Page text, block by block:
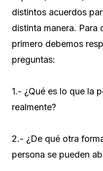
distintos acuerdos
distinta manera. Para
primero debemos
preguntas:
1.- ¿Qué es lo que la
realmente?
2.- ¿De qué otra
persona se pueden